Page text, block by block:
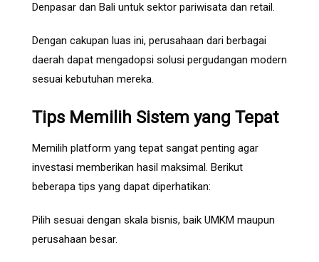
Denpasar dan Bali untuk sektor pariwisata dan retail.
Dengan cakupan luas ini, perusahaan dari berbagai
daerah dapat mengadopsi solusi pergudangan modern
sesuai kebutuhan mereka.
Tips Memilih Sistem yang Tepat
Memilih platform yang tepat sangat penting agar
investasi memberikan hasil maksimal. Berikut
beberapa tips yang dapat diperhatikan:
Pilih sesuai dengan skala bisnis, baik UMKM maupun
perusahaan besar.